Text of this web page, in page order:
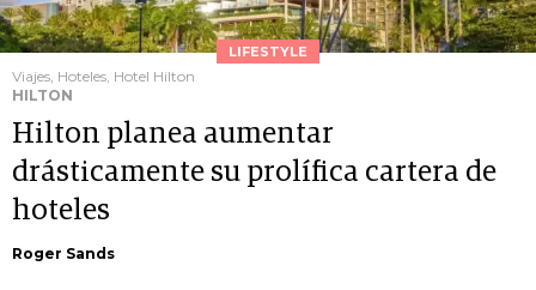
LIFESTYLE
Viajes, Hoteles, Hotel Hilton
HILTON
Hilton planea aumentar
drásticamente su prolífica cartera de
hoteles
Roger Sands